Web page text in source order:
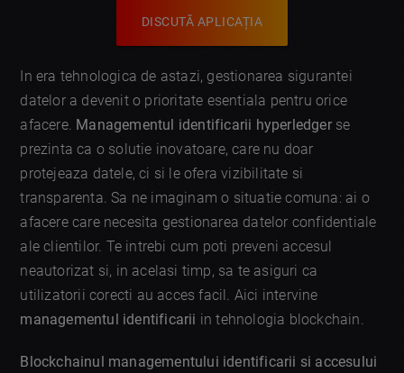
DISCUTĂ APLICAȚIA
In era tehnologica de astazi, gestionarea sigurantei
datelor a devenit o prioritate esentiala pentru orice
afacere. Managementul identificarii hyperledgerse
prezinta ca o solutie inovatoare, care nu doar
protejeaza datele, ci si le ofera vizibilitate si
transparenta. Sa ne imaginam o situatie comuna: ai o
afacere care necesita gestionarea datelor confidentiale
ale clientilor. Te intrebi cum poti preveni accesul
neautorizat si, in acelasi timp, sa te asiguri ca
utilizatorii corecti au acces facil. Aici intervine
managementul identificarii in tehnologia blockchain.
Blockchainul managementului identificarii si accesului